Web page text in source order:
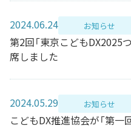
2024.06.24 お知らせ
第2回「東京こどもDX2025
席しました
2024.05.29 お知らせ
こどもDX推進協会が「第